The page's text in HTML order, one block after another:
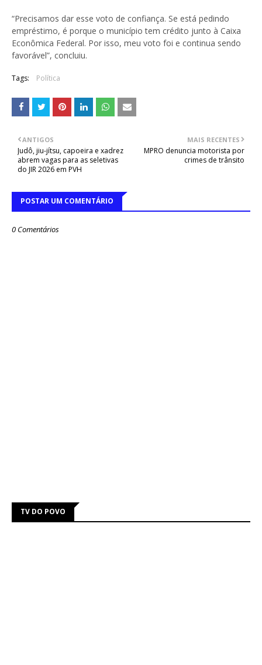
“Precisamos dar esse voto de confiança. Se está pedindo
empréstimo, é porque o município tem crédito junto à Caixa
Econômica Federal. Por isso, meu voto foi e continua sendo
favorável”, concluiu.
Tags: Política
MAIS RECENTES
MPRO denuncia motorista por
crimes de trânsito
ANTIGOS
Judô, jiu-jítsu, capoeira e xadrez
abrem vagas para as seletivas
do JIR 2026 em PVH
POSTAR UM COMENTÁRIO
0 Comentários
TV DO POVO